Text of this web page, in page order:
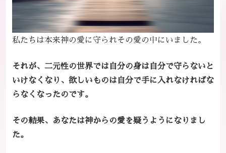
私たちは本来神の愛に守られその愛の中にいました。
それが、二元性の世界では自分の身は自分で守らないと
いけなくなり、 欲しいものは自分で手に入れなければな
らなくなったのです。
その結果、あなたは神からの愛を疑うようになりまし
た。